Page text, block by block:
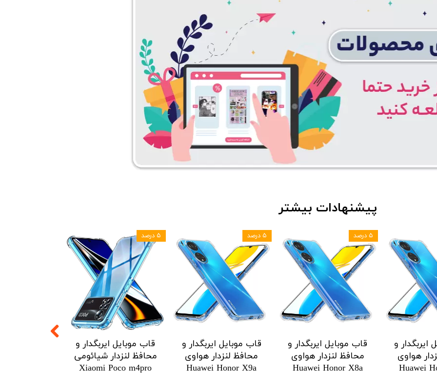
قاب موبایل ایربگدار و
محافظ لنزدار شیائومی
Xiaomi Poco m4pro
۵ درصد
قاب موبایل ایربگدار و
محافظ لنزدار هواوی
Huawei Honor X9a
۵ درصد
قاب موبایل ایربگدار و
محافظ لنزدار هواوی
Huawei Honor X8a
۵ درصد
ایربگدار و
هواوی
Huawei
پیشنهادات بیشتر